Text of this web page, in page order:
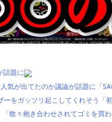
話題に
気が出てたのか議論が話題に「
をガッツリ起こしてくれそう「
散々抱き合わせされてゴミを買わ